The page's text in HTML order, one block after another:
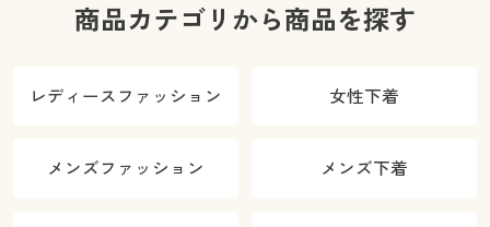
商品カテゴリから商品を探す
レディースファッション 女性下着
メンズファッション メンズ下着